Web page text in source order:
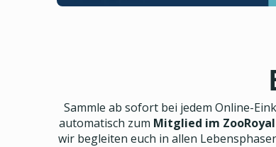
Sammle ab sofort bei jedem Online-
automatisch zum Mitglied im
wir begleiten euch in allen